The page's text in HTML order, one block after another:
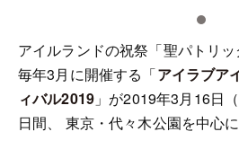
アイルランドの祝祭「聖パトリッ
毎年3月に開催する「アイラブア
ィバル2019 」が2019年3月16日
日間、 東京・代々木公園を中心に